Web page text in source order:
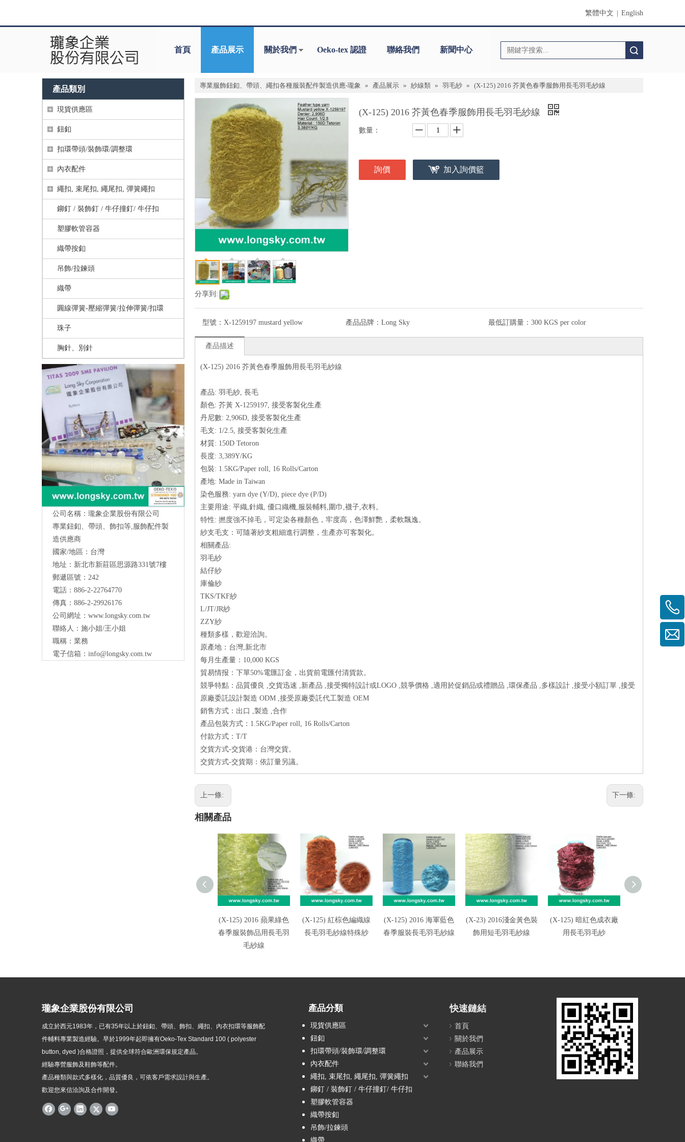
繁體中文 English
首頁 產品展示 關於我們 Oeko-tex 認證 聯絡我們 新聞中心
產品類別
現貨供應區
鈕釦
扣環帶頭/裝飾環/調整環
內衣配件
繩扣, 束尾扣, 繩尾扣, 彈簧繩扣
鉚釘 / 裝飾釘 / 牛仔撞釘/ 牛仔扣
塑膠軟管容器
織帶按釦
吊飾/拉鍊頭
織帶
圓線彈簧-壓縮彈簧/拉伸彈簧/扣環
珠子
胸針、別針
Long Sky- 服裝輔料、鈕扣、扣環、繩扣、
服飾配件製造供應
公司名稱：瓏象企業股份有限公司
專業鈕釦、帶頭、飾扣等,服飾配件製
造供應商
國家/地區：台灣
地址：新北市新莊區思源路331號7樓
郵遞區號：242
電話：886-2-22764770
傳真：886-2-29926176
公司網址： www.longsky.com.tw
聯絡人：施小姐/王小姐
職稱：業務
電子信箱： info@longsky.com.tw
專業服飾鈕釦、帶頭、繩扣各種服裝配件製造供應-瓏象 » 產品展示 » 紗線類 » 羽毛紗 » (X-125) 2016 芥黃色春季服飾用長毛羽毛紗線
分享到:
(X-125) 2016 芥黃色春季服飾用長毛羽毛紗線
數量：
詢價 加入詢價籃
型號： X-1259197 mustard yellow 產品品牌： Long Sky 最低訂購量： 300 KGS per color
產品描述
(X-125) 2016 芥黃色春季服飾用長毛羽毛紗線
產品: 羽毛紗, 長毛
顏色: 芥黃 X-1259197, 接受客製化生產
丹尼數: 2,906D, 接受客製化生產
毛支: 1/2.5, 接受客製化生產
材質: 150D Tetoron
長度: 3,389Y/KG
包裝: 1.5KG/Paper roll, 16 Rolls/Carton
產地: Made in Taiwan
染色服務: yarn dye (Y/D), piece dye (P/D)
主要用途: 平織,針織, 優口織機,服裝輔料,圍巾,襪子,衣料。
特性: 撚度強不掉毛，可定染各種顏色，牢度高，色澤鮮艷，柔軟飄逸。
紗支毛支：可隨著紗支粗細進行調整，生產亦可客製化。
相關產品:
羽毛紗
結仔紗
庫倫紗
TKS/TKF紗
L/JT/JR紗
ZZY紗
種類多樣，歡迎洽詢。
原產地：台灣,新北市
每月生產量：10,000 KGS
貿易情报：下單50%電匯訂金，出貨前電匯付清貨款。
競爭特點：品質優良 ,交貨迅速 ,新產品 ,接受獨特設計或LOGO ,競爭價格 ,適用於促銷品或禮贈品 ,環保產品 ,多樣設計 ,接受小額訂單 ,接受
原廠委託設計製造 ODM ,接受原廠委託代工製造 OEM
銷售方式：出口 ,製造 ,合作
產品包裝方式：1.5KG/Paper roll, 16 Rolls/Carton
付款方式：T/T
交貨方式-交貨港：台灣交貨。
交貨方式-交貨期：依訂量另議。
上一條: 下一條:
相關產品
(X-125) 2016 蘋果綠色
春季服裝飾品用長毛羽
毛紗線
(X-125) 紅棕色編織線
長毛羽毛紗線特殊紗
(X-125) 2016 海軍藍色
春季服裝長毛羽毛紗線
(X-23) 2016淺金黃色裝
飾用短毛羽毛紗線
(X-125) 暗紅色成衣廠
用長毛羽毛紗
瓏象企業股份有限公司
成立於西元1983年， 已有35年以上於鈕釦、帶頭、飾扣、繩扣、內衣扣環等服飾配
件輔料專業製造經驗。早於1999年起即擁有Oeko-Tex Standard 100 ( polyester
button, dyed )合格證照，提供全球符合歐洲環保規定產品。
經驗專營服飾及鞋飾等配件。
產品種類與款式多樣化，品質優良，可依客戶需求設計與生產。
歡迎您來信洽詢及合作開發。
產品分類
現貨供應區
鈕釦
扣環帶頭/裝飾環/調整環
內衣配件
繩扣, 束尾扣, 繩尾扣, 彈簧繩扣
鉚釘 / 裝飾釘 / 牛仔撞釘/ 牛仔扣
塑膠軟管容器
織帶按釦
吊飾/拉鍊頭
織帶
快速鏈結
首頁
關於我們
產品展示
聯絡我們